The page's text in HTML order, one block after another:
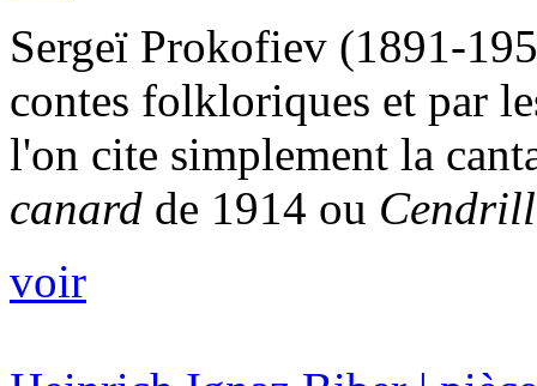
Sergeï Prokofiev (1891-
contes folkloriques et par
l'on cite simplement la
canard de 1914 ou
voir